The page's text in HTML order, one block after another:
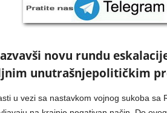
novu rundu
unutrašnjepolitičkim
u vezi sa nastavkom vojnog sukoba sa